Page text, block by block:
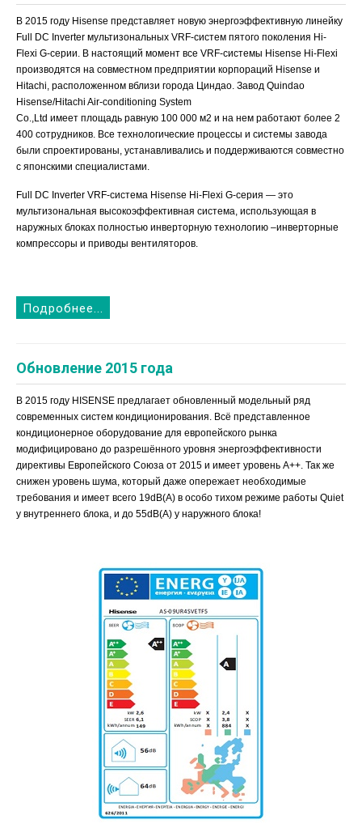
В 2015 году Hisense представляет новую энергоэффективную линейку
Full DC Inverter мультизональных VRF-систем пятого поколения Hi-
Flexi G-серии. В настоящий момент все VRF-системы Hisense Hi-Flexi
производятся на совместном предприятии корпораций Hisense и
Hitachi, расположенном вблизи города Циндао. Завод Quindao
Hisense/Hitachi Air-conditioning System
Co.,Ltd имеет площадь равную 100 000 м2 и на нем работают более 2
400 сотрудников. Все технологические процессы и системы завода
были спроектированы, устанавливались и поддерживаются совместно
с японскими специалистами.
Full DC Inverter VRF-система Hisense Hi-Flexi G-серия — это
мультизональная высокоэффективная система, использующая в
наружных блоках полностью инверторную технологию –инверторные
компрессоры и приводы вентиляторов.
Подробнее...
Обновление 2015 года
В 2015 году HISENSE предлагает обновленный модельный ряд
современных систем кондиционирования. Всё представленное
кондиционерное оборудование для европейского рынка
модифицировано до разрешённого уровня энергоэффективности
директивы Европейского Союза от 2015 и имеет уровень А++. Так же
снижен уровень шума, который даже опережает необходимые
требования и имеет всего 19dB(A) в особо тихом режиме работы Quiet
у внутреннего блока, и до 55dB(A) у наружного блока!